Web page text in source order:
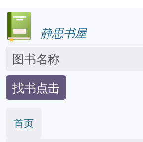
静思书屋
找书点击
首页